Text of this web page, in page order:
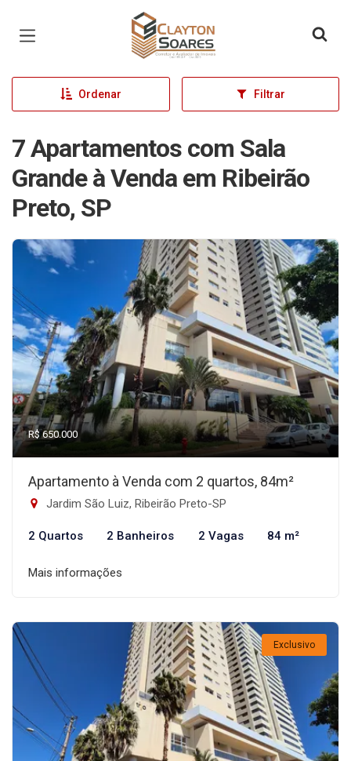
Página inicial
Ordenar Filtrar
7 Apartamentos com Sala
Grande à Venda em Ribeirão
Preto, SP
R$ 650.000
Apartamento à Venda com 2 quartos, 84m²
Jardim São Luiz, Ribeirão Preto-SP
2 Quartos 2 Banheiros 2 Vagas 84 m²
Mais informações
Exclusivo